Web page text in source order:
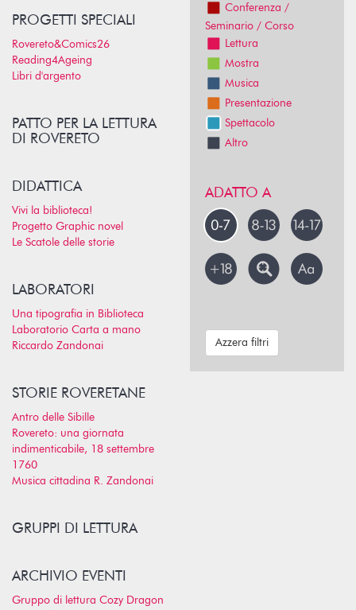
PROGETTI SPECIALI
Rovereto&Comics26
Reading4Ageing
Libri d'argento
PATTO PER LA LETTURA
DI ROVERETO
DIDATTICA
Vivi la biblioteca!
Progetto Graphic novel
Le Scatole delle storie
LABORATORI
Una tipografia in Biblioteca
Laboratorio Carta a mano
Riccardo Zandonai
STORIE ROVERETANE
Antro delle Sibille
Rovereto: una giornata
indimenticabile, 18 settembre
1760
Musica cittadina R. Zandonai
GRUPPI DI LETTURA
ARCHIVIO EVENTI
Gruppo di lettura Cozy Dragon
Conferenza /
Seminario / Corso
Lettura
Mostra
Musica
Presentazione
Spettacolo
Altro
ADATTO A
Azzera filtri